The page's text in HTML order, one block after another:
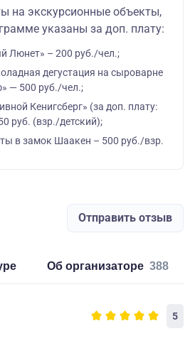
стандарт
48500
трехместная
студия
трехместная
53100
на экскурсионные объекты,
указаны за доп. плату:
Люнет» – 200 руб./чел.;
дегустация на сыроварне
— 500 руб./чел.;
Кенигсберг» (за доп. плату:
руб. (взр./детский);
в замок Шаакен – 500 руб./взр.
Отправить отзыв
об организаторе 388
5